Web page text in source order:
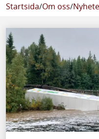
Startsida/Om oss/